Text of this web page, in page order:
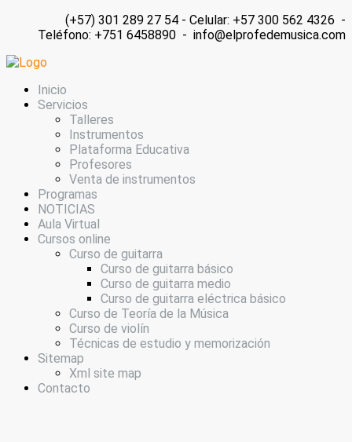
(+57) 301 289 27 54 - Celular: +57 300 562 4326 -
Teléfono: +751 6458890 - info@elprofedemusica.com
Inicio
Servicios
Talleres
Instrumentos
Plataforma Educativa
Profesores
Venta de instrumentos
Programas
NOTICIAS
Aula Virtual
Cursos online
Curso de guitarra
Curso de guitarra básico
Curso de guitarra medio
Curso de guitarra eléctrica básico
Curso de Teoría de la Música
Curso de violín
Técnicas de estudio y memorización
Sitemap
Xml site map
Contacto